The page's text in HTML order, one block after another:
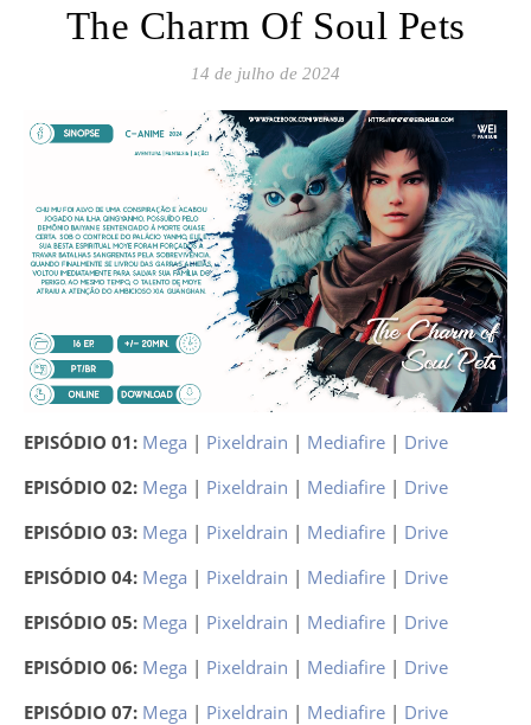
The Charm Of Soul Pets
14 de julho de 2024
EPISÓDIO 01: Mega | Pixeldrain | Mediafire | Drive
EPISÓDIO 02: Mega | Pixeldrain | Mediafire | Drive
EPISÓDIO 03: Mega | Pixeldrain | Mediafire | Drive
EPISÓDIO 04: Mega | Pixeldrain | Mediafire | Drive
EPISÓDIO 05: Mega | Pixeldrain | Mediafire | Drive
EPISÓDIO 06: Mega | Pixeldrain | Mediafire | Drive
EPISÓDIO 07: Mega | Pixeldrain | Mediafire | Drive